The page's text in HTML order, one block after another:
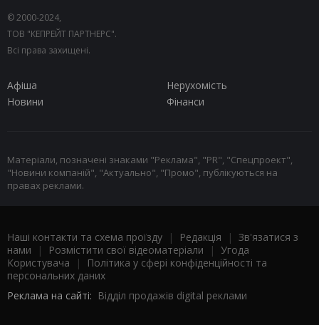
© 2000-2024,
ТОВ "КЕПРЕЙТ ПАРТНЕРС".
Всі права захищені.
Афіша
Нерухомість
Новини
Фінанси
Матеріали, позначені знаками "Реклама", "PR", "Спецпроект",
"Новини компаній", "Актуально", "Промо", публікуються на
правах реклами.
Наші контакти та схема проїзду | Редакція | Зв'язатися з
нами | Розмістити свої відеоматеріали | Угода
Користувача |
Політика у сфері конфіденційності та
персональних даних
Реклама на сайті: Відділ продажів digital реклами